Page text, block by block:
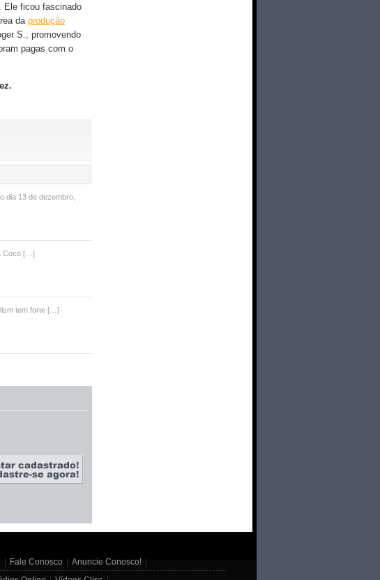
Ele ficou fascinado
da produção
S., promovendo
pagas com o
dia 13 de dezembro,
Coco […]
tem forte […]
Fale Conosco Anuncie Conosco!